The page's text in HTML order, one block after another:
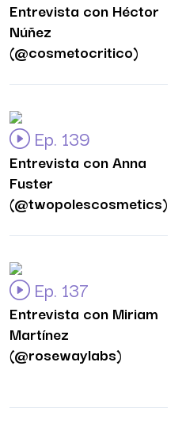
Entrevista con Héctor
Núñez
(@cosmetocritico)
Ep. 139
Entrevista con Anna
Fuster
(@twopolescosmetics)
Ep. 137
Entrevista con Miriam
Martínez
(@rosewaylabs)